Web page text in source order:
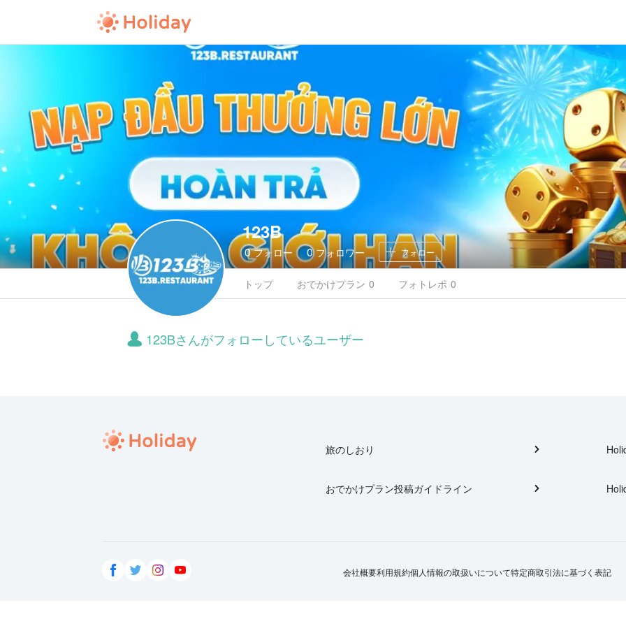
123B
0フォロー 0フォロワー フォロー
トップ おでかけプラン 0 フォトレポ 0
123Bさんがフォローしているユーザー
旅のしおり
おでかけプラン投稿ガイドライン
会社概要利用規約個人情報の取扱いについて特定商取引法に基づく表記